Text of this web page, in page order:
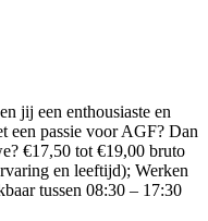
jij een enthousiaste en
een passie voor AGF? Dan
€17,50 tot €19,00 bruto
en leeftijd); Werken
tussen 08:30 – 17:30